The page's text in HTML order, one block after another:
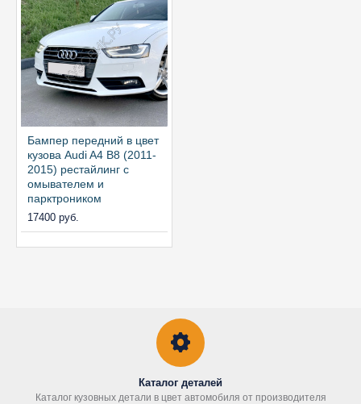
Бампер передний в цвет
кузова Audi A4 B8 (2011-
2015) рестайлинг с
омывателем и
парктроником
17400 руб.
Каталог деталей
Каталог кузовных детали в цвет автомобиля от производителя